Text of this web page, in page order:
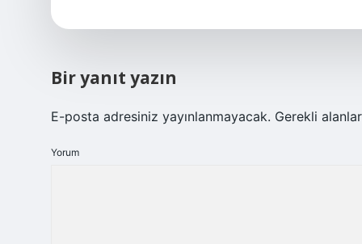
Bir yanıt yazın
E-posta adresiniz yayınlanmayacak. Gerekli
Yorum